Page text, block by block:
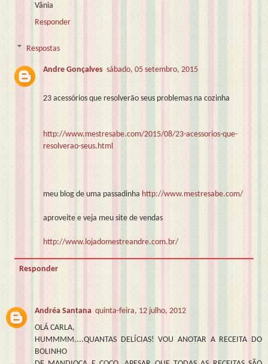
Vânia
Responder
Respostas
Andre Gonçalves sábado, 05 setembro, 2015
23 acessórios que resolverão seus problemas na cozinha
http://www.mestresabe.com/2015/08/23-acessorios-que-
resolverao-seus.html
meu blog de uma passadinha http://www.mestresabe.com/
aproveite e veja meu site de vendas
http://www.lojadomestreandre.com.br/
Responder
Andréa Santana quinta-feira, 12 julho, 2012
OLÁ CARLA,
HUMMMM....QUANTAS DELÍCIAS! VOU ANOTAR A RECEITA DO
BOLINHO